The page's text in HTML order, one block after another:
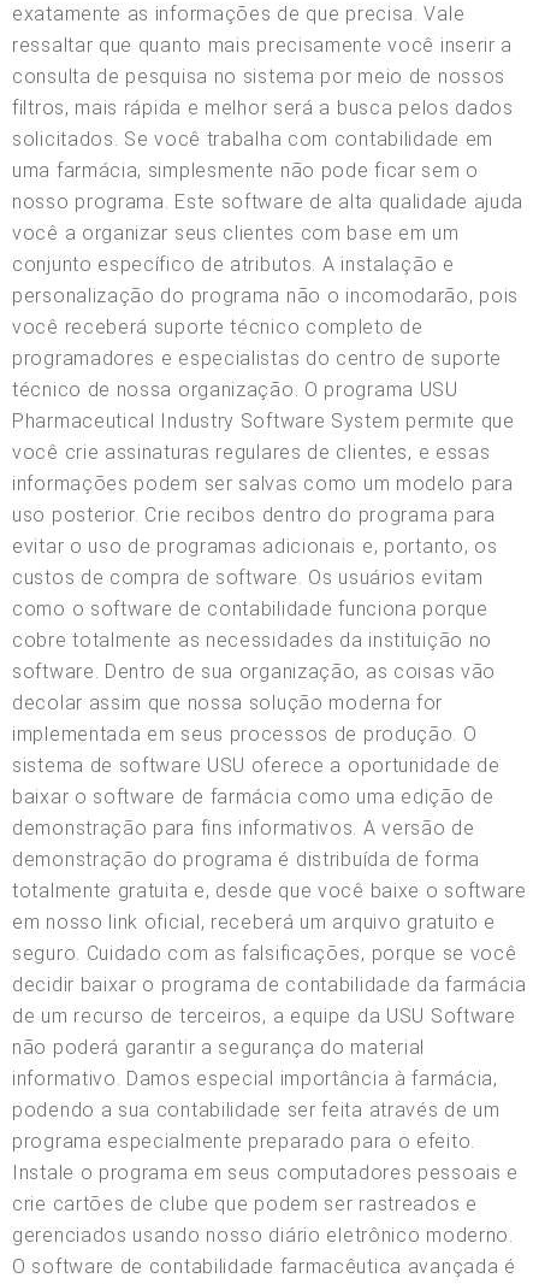
exatamente as informações de que precisa. Vale
ressaltar que quanto mais precisamente você inserir a
consulta de pesquisa no sistema por meio de nossos
filtros, mais rápida e melhor será a busca pelos dados
solicitados. Se você trabalha com contabilidade em
uma farmácia, simplesmente não pode ficar sem o
nosso programa. Este software de alta qualidade ajuda
você a organizar seus clientes com base em um
conjunto específico de atributos. A instalação e
personalização do programa não o incomodarão, pois
você receberá suporte técnico completo de
programadores e especialistas do centro de suporte
técnico de nossa organização. O programa USU
Pharmaceutical Industry Software System permite que
você crie assinaturas regulares de clientes, e essas
informações podem ser salvas como um modelo para
uso posterior. Crie recibos dentro do programa para
evitar o uso de programas adicionais e, portanto, os
custos de compra de software. Os usuários evitam
como o software de contabilidade funciona porque
cobre totalmente as necessidades da instituição no
software. Dentro de sua organização, as coisas vão
decolar assim que nossa solução moderna for
implementada em seus processos de produção. O
sistema de software USU oferece a oportunidade de
baixar o software de farmácia como uma edição de
demonstração para fins informativos. A versão de
demonstração do programa é distribuída de forma
totalmente gratuita e, desde que você baixe o software
em nosso link oficial, receberá um arquivo gratuito e
seguro. Cuidado com as falsificações, porque se você
decidir baixar o programa de contabilidade da farmácia
de um recurso de terceiros, a equipe da USU Software
não poderá garantir a segurança do material
informativo. Damos especial importância à farmácia,
podendo a sua contabilidade ser feita através de um
programa especialmente preparado para o efeito.
Instale o programa em seus computadores pessoais e
crie cartões de clube que podem ser rastreados e
gerenciados usando nosso diário eletrônico moderno.
O software de contabilidade farmacêutica avançada é